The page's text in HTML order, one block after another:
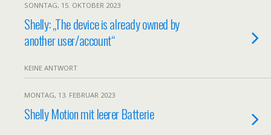
SONNTAG, 15. OKTOBER 2023
Shelly: „The device is already owned by
another user/account“
KEINE ANTWORT
MONTAG, 13. FEBRUAR 2023
Shelly Motion mit leerer Batterie